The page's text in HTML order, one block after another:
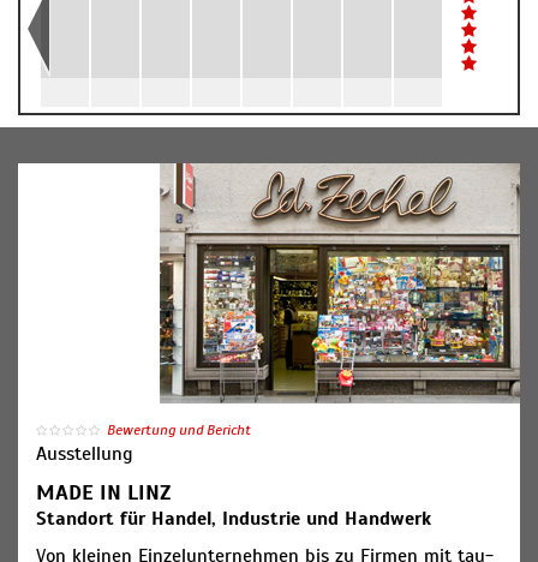
Bewertung und Bericht
Ausstellung
MADE IN LINZ
Standort für Handel, Industrie und Handwerk
Von klei­nen Ein­zel­un­ter­neh­men bis zu Fir­men mit tau­